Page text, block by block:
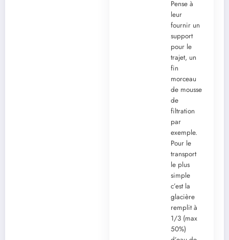
Pense à
leur
fournir un
support
pour le
trajet, un
fin
morceau
de mousse
de
filtration
par
exemple.
Pour le
transport
le plus
simple
c’est la
glacière
remplit à
1/3 (max
50%)